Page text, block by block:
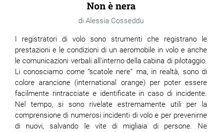
Non è nera
Alessia Cosseddu
I registratori di volo sono strumenti che registrano le
prestazioni e le condizioni di un aeromobile in volo e anche
le comunicazioni verbali all'interno della cabina di pilotaggio.
Li conosciamo come “scatole nere” ma, in realtà, sono di
colore arancione (international orange) per poter essere
facilmente rintracciate e identificate in caso di incidente.
Nel tempo, si sono rivelate estremamente utili per la
comprensione di numerosi incidenti di volo e per prevenirne
di nuovi, salvando le vite di migliaia di persone. Ne